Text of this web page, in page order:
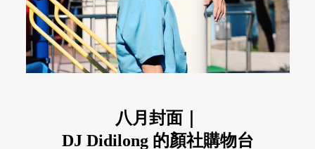
八月封面｜
DJ Didilong 的顏社購物台